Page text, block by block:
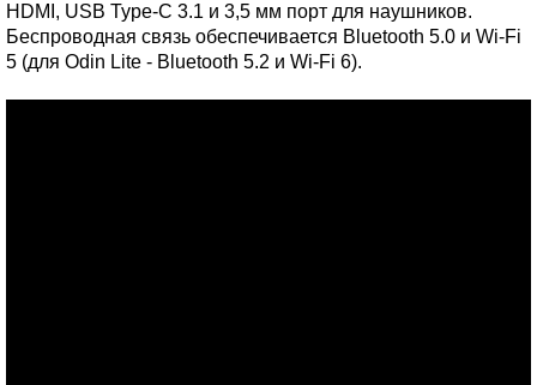
HDMI, USB Type-C 3.1 и 3,5 мм порт для наушников.
Беспроводная связь обеспечивается Bluetooth 5.0 и Wi-Fi
5 (для Odin Lite - Bluetooth 5.2 и Wi-Fi 6).